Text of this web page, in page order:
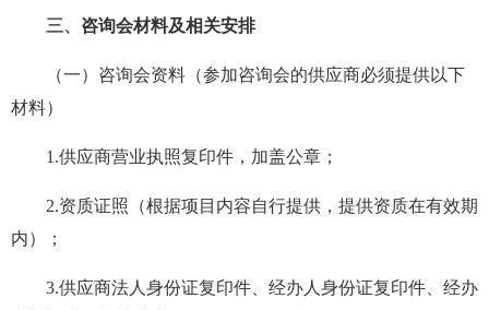
三、 咨询会材料及相关安排
（一）咨询会资料（参加咨询会的供应商必须提供以下
材料）
1.供应商营业执照复印件，加盖公章；
2.资质证照（根据项目内容自行提供，提供资质在有效期
内）；
3.供应商法人身份证复印件、经办人身份证复印件、经办